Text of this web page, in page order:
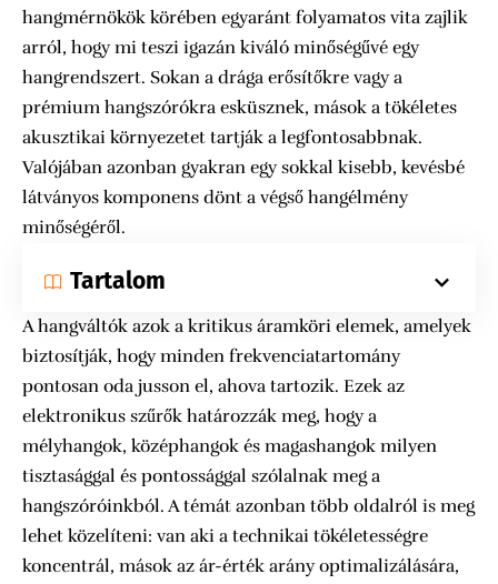
hangmérnökök körében egyaránt folyamatos vita zajlik
arról, hogy mi teszi igazán kiváló minőségűvé egy
hangrendszert. Sokan a drága erősítőkre vagy a
prémium hangszórókra esküsznek, mások a tökéletes
akusztikai környezetet tartják a legfontosabbnak.
Valójában azonban gyakran egy sokkal kisebb, kevésbé
látványos komponens dönt a végső hangélmény
minőségéről.
Tartalom
A hangváltók azok a kritikus áramköri elemek, amelyek
biztosítják, hogy minden frekvenciatartomány
pontosan oda jusson el, ahova tartozik. Ezek az
elektronikus szűrők határozzák meg, hogy a
mélyhangok, középhangok és magashangok milyen
tisztasággal és pontossággal szólalnak meg a
hangszóróinkból. A témát azonban több oldalról is meg
lehet közelíteni: van aki a technikai tökéletességre
koncentrál, mások az ár-érték arány optimalizálására,